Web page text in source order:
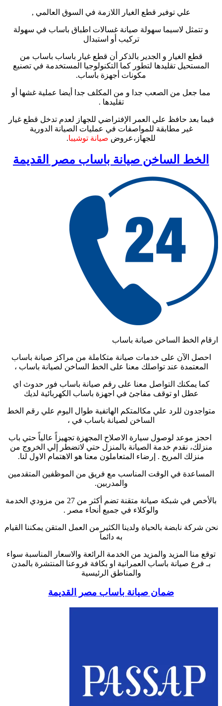
علي توفير قطع الغيار اللازمة في السوق العالمي ,
و تتمثل لاسيما سهولة صيانة غسالات اطباق باساب في سهولة
تركيب أو استبدال
قطع الغيار و الجدير بالذكر أن قطع غيار باساب باساب من
المستحيل تقليدها لتطور كما التكنولوجيا المستخدمة في تصنيع
مكونات أجهزة باساب.
مما جعل من الصعب جدا و من المكلف جدا أيضا عملية غشها أو
تقليدها .
فيما بعد حافظ علي العمر الإفتراضي للجهاز لعدم تدخل قطع غيار
غير مطابقة للمواصفات في عمليات الصيانة الدورية
للجهاز،عروض صيانة توشيبا.
الخط الساخن صيانة باساب مصر القديمة
ارقام الخط الساخن صيانة باساب
احصل الآن على خدمات صيانة متكاملة من مراكز صيانة باساب
المعتمدة عند تواصلك معنا على الخط الساخن لصيانة باساب ،
كما يمكنك التواصل معنا على رقم صيانة باساب فور حدوث اي
عطل او توقف مفاجئ في اجهزة باساب الكهربائية لديك
متواجدون للرد علي مكالمتكم الهاتفية طوال اليوم علي رقم الخط
الساخن لصيانة باساب في ،
احجز موعد لوصول سيارة الاصلاح المجهزة تجهيزاً عالياً حتي باب
منزلك، نقدم خدمة الصيانة بالمنزل حتي لاتضطر إلي الخروج من
منزلك المريح . إرضاء المتعاملون معنا هو الاهتمام الاول لنا.
المساعدة في الوقت المناسب مع فريق من الموظفين المتقدمين
والمدربين.
بالأخص في شبكة صيانة متقنة تضم أكثر من 27 من مزودي الخدمة
والوكلاء في جميع أنحاء مصر .
نحن شركة نابضة بالحياة ولدينا الكثير من العمل المتقن يمكننا القيام
به دائماً
توقع منا المزيد والمزيد من الخدمة الرائعة والاسعار المناسبة سواء
بـ فرع صيانة باساب العمرانية او بكافة فروعنا المنتشرة بالمدن
والمناطق الرئيسية
ضمان صيانة باساب مصر القديمة